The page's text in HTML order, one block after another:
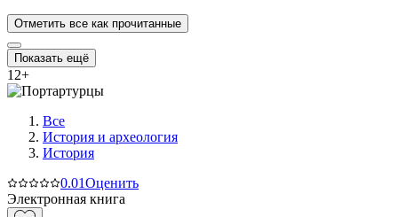
Отметить все как прочитанные
Показать ещё
12+
Все
История и археология
История
0.01Оценить
Электронная книга